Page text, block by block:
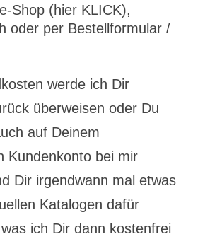
Shop (hier KLICK),
oder per Bestellformular /
werde ich Dir
überweisen oder Du
auf Deinem
Kundenkonto bei mir
Dir irgendwann mal etwas
Katalogen dafür
ich Dir dann kostenfrei